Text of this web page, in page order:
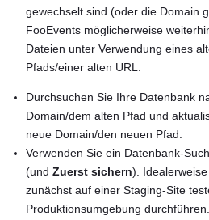
gewechselt sind (oder die Domain
FooEvents möglicherweise
Dateien unter Verwendung eines
Pfads/einer alten URL.
Durchsuchen Sie Ihre Datenbank
Domain/dem alten Pfad und
neue Domain/den neuen Pfad.
Verwenden Sie ein Datenbank-
(und Zuerst sichern).
zunächst auf einer Staging-Site
Produktionsumgebung durchführen.